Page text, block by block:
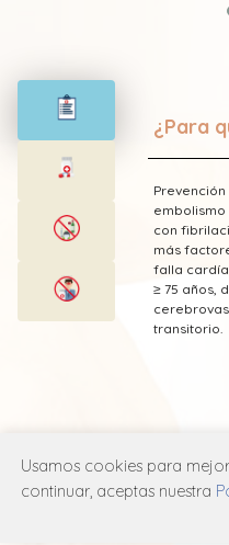
¿Para
con
más
falla
≥ 75 años,
transitorio.
Saval
Usamos cookies para
continuar, aceptas nuestra